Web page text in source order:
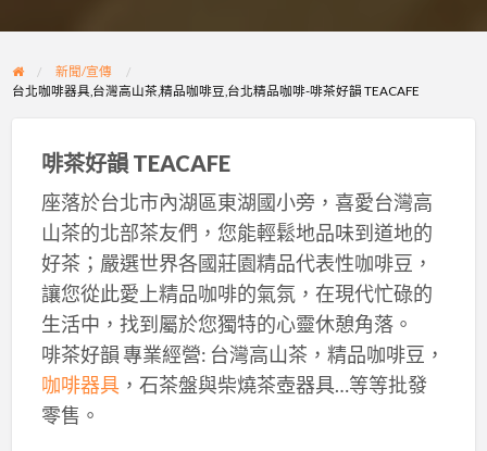
新聞/宣傳
台北咖啡器具,台灣高山茶,精品咖啡豆,台北精品咖啡-啡茶好韻 TEACAFE
啡茶好韻 TEACAFE
座落於台北市內湖區東湖國小旁，喜愛台灣高
山茶的北部茶友們，您能輕鬆地品味到道地的
好茶；嚴選世界各國莊園精品代表性咖啡豆，
讓您從此愛上精品咖啡的氣氛，在現代忙碌的
生活中，找到屬於您獨特的心靈休憩角落。
啡茶好韻 專業經營: 台灣高山茶，精品咖啡豆，
咖啡器具，石茶盤與柴燒茶壺器具…等等批發
零售。